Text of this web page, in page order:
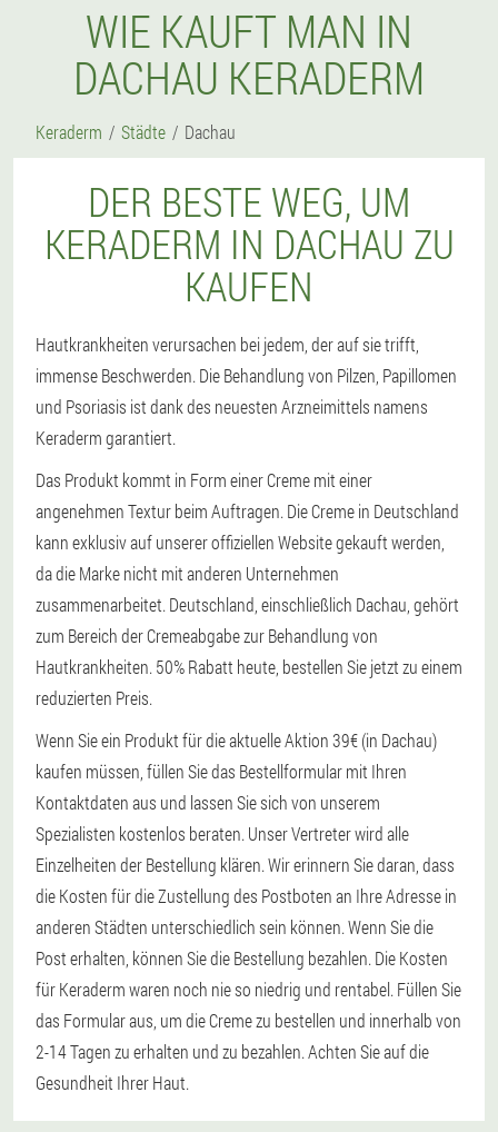
WIE KAUFT MAN IN
DACHAU KERADERM
Keraderm Städte Dachau
DER BESTE WEG, UM
KERADERM IN DACHAU ZU
KAUFEN
Hautkrankheiten verursachen bei jedem, der auf sie trifft,
immense Beschwerden. Die Behandlung von Pilzen, Papillomen
und Psoriasis ist dank des neuesten Arzneimittels namens
Keraderm garantiert.
Das Produkt kommt in Form einer Creme mit einer
angenehmen Textur beim Auftragen. Die Creme in Deutschland
kann exklusiv auf unserer offiziellen Website gekauft werden,
da die Marke nicht mit anderen Unternehmen
zusammenarbeitet. Deutschland, einschließlich Dachau, gehört
zum Bereich der Cremeabgabe zur Behandlung von
Hautkrankheiten. 50% Rabatt heute, bestellen Sie jetzt zu einem
reduzierten Preis.
Wenn Sie ein Produkt für die aktuelle Aktion 39€ (in Dachau)
kaufen müssen, füllen Sie das Bestellformular mit Ihren
Kontaktdaten aus und lassen Sie sich von unserem
Spezialisten kostenlos beraten. Unser Vertreter wird alle
Einzelheiten der Bestellung klären. Wir erinnern Sie daran, dass
die Kosten für die Zustellung des Postboten an Ihre Adresse in
anderen Städten unterschiedlich sein können. Wenn Sie die
Post erhalten, können Sie die Bestellung bezahlen. Die Kosten
für Keraderm waren noch nie so niedrig und rentabel. Füllen Sie
das Formular aus, um die Creme zu bestellen und innerhalb von
2-14 Tagen zu erhalten und zu bezahlen. Achten Sie auf die
Gesundheit Ihrer Haut.